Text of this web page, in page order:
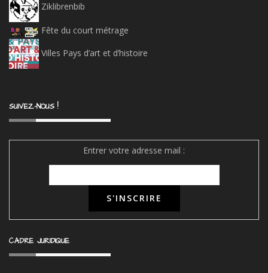
Ziklibrenbib
Fête du court métrage
Villes Pays d’art et d’histoire
SUIVEZ-NOUS !
Entrer votre adresse mail :
CADRE JURIDIQUE